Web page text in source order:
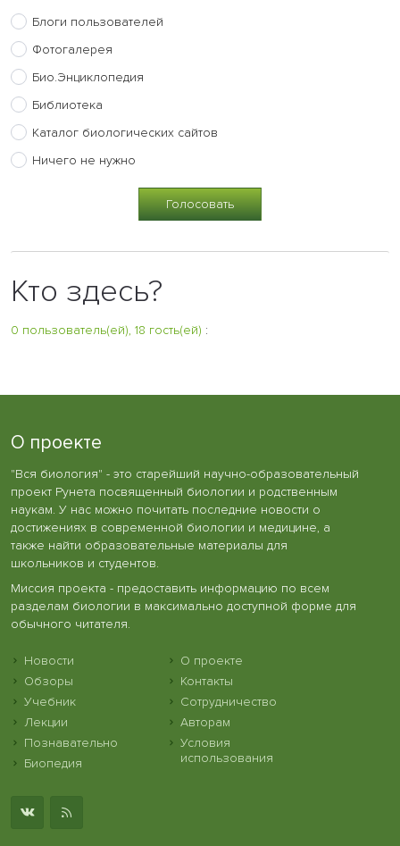
Блоги пользователей
Фотогалерея
Био.Энциклопедия
Библиотека
Каталог биологических сайтов
Ничего не нужно
Кто здесь?
0 пользователь(ей), 18 гость(ей) :
О проекте
"Вся биология" - это старейший научно-образовательный
проект Рунета посвященный биологии и родственным
наукам. У нас можно почитать последние новости о
достижениях в современной биологии и медицине, а
также найти образовательные материалы для
школьников и студентов.
Миссия проекта - предоставить информацию по всем
разделам биологии в максимально доступной форме для
обычного читателя.
Новости
Обзоры
Учебник
Лекции
Познавательно
Биопедия
О проекте
Контакты
Сотрудничество
Авторам
Условия
использования